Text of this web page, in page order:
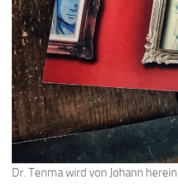
Dr. Tenma wird von Johann